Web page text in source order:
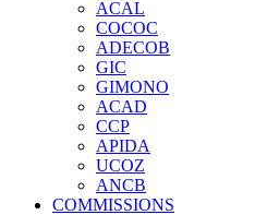
ACAL
COCOC
ADECOB
GIC
GIMONO
ACAD
CCP
APIDA
UCOZ
ANCB
COMMISSIONS